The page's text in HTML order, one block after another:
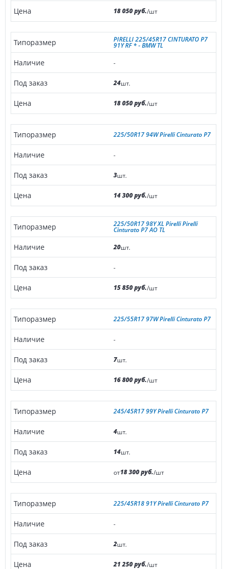
18 050 руб./шт
PIRELLI 225/45R17 CINTURATO P7
91Y RF * - BMW TL
-
24шт.
18 050 руб./шт
225/50R17 94W Pirelli Cinturato P7
-
3шт.
14 300 руб./шт
225/50R17 98Y XL Pirelli Pirelli
Cinturato P7 AO TL
20шт.
-
15 850 руб./шт
225/55R17 97W Pirelli Cinturato P7
-
7шт.
16 800 руб./шт
245/45R17 99Y Pirelli Cinturato P7
4шт.
14шт.
от18 300 руб./шт
225/45R18 91Y Pirelli Cinturato P7
-
2шт.
21 250 руб./шт